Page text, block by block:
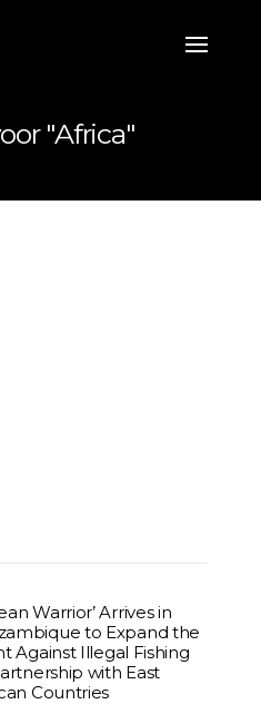
"Africa"
Warrior’ Arrives in
to Expand the
Against Illegal Fishing
with East
Countries